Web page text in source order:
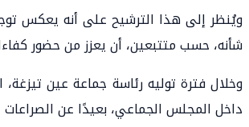
ويُنظر إلى هذا الترشيح على أنه يعكس
شأنه، حسب متتبعين، أن يعزز من حضور
وخلال فترة توليه رئاسة جماعة عين تيزغة،
داخل المجلس الجماعي، بعيدًا عن